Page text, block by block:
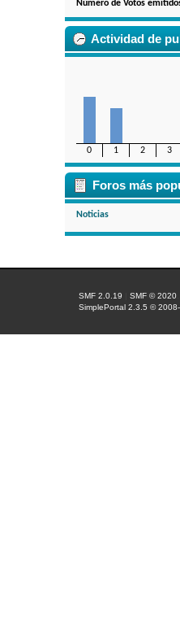
Número de Votos
Actividad de
0 1 2 3
Foros más
Noticias
SMF 2.0.19 |SMF © 2020
SimplePortal 2.3.5 ©